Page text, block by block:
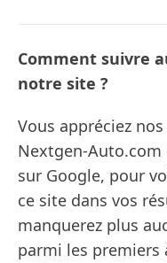
Comment suivre
notre site ?
Vous appréciez
Nextgen-
sur Google, pour
ce site dans vos
manquerez plus
parmi les premiers